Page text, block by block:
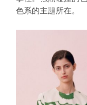
色系的主題所在。